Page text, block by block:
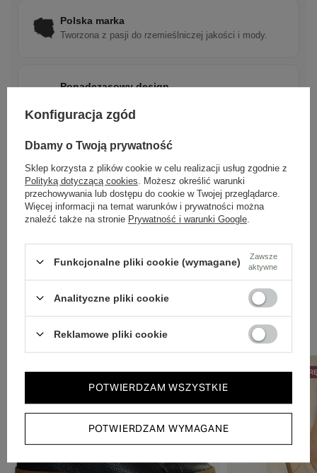
Polska marka
Tworzona z pasji do rzemieślniczej jakości i mody.
Ponadczasowy design
Szybka wysyłka
Dbamy o doświadczenie klientów i wysyłamy w 24h.
Zobacz również
50% NA DRUGĄ PARĘ 50% NA DRUGĄ
Konfiguracja zgód
Dbamy o Twoją prywatność
Sklep korzysta z plików cookie w celu realizacji usług zgodnie z
Polityką dotyczącą cookies . Możesz określić warunki
przechowywania lub dostępu do cookie w Twojej przeglądarce.
Więcej informacji na temat warunków i prywatności można
znaleźć także na stronie Prywatność i warunki Google
Funkcjonalne pliki cookie (wymagane)
Zawsze
aktywne
Analityczne pliki cookie
Reklamowe pliki cookie
POTWIERDZAM WYMAGANE
POTWIERDZAM WSZYSTKIE